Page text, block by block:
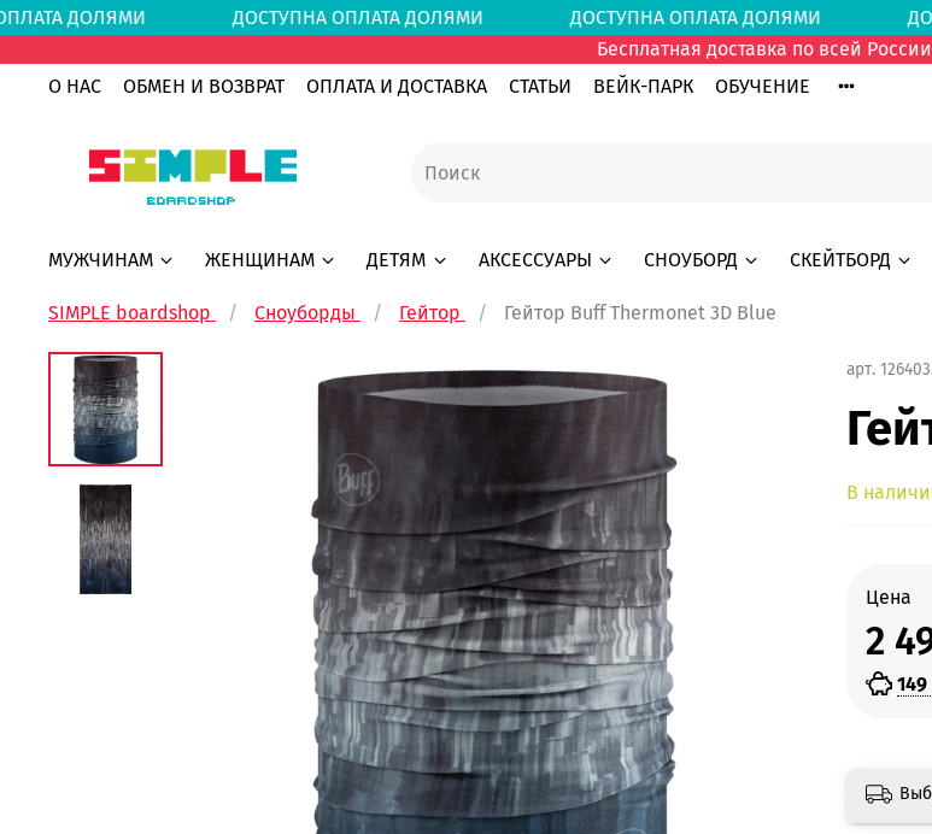
ОПЛАТА ДОЛЯМИ ДОСТУПНА ОПЛАТА ДОЛЯМИ ДОСТУПНА ОПЛАТА ДОЛЯМИ
Бесплатная доставка по всей
О НАС
ОБМЕН И ВОЗВРАТ ОПЛАТА И ДОСТАВКА СТАТЬИ ВЕЙК-ПАРК ОБУЧЕНИЕ
МУЖЧИНАМ ЖЕНЩИНАМ ДЕТЯМ АКСЕССУАРЫ СНОУБОРД СКЕЙТБОРД
SIMPLE boardshop Сноуборды Гейтор Гейтор Buff Thermonet 3D Blue
арт.
В
Цена
2